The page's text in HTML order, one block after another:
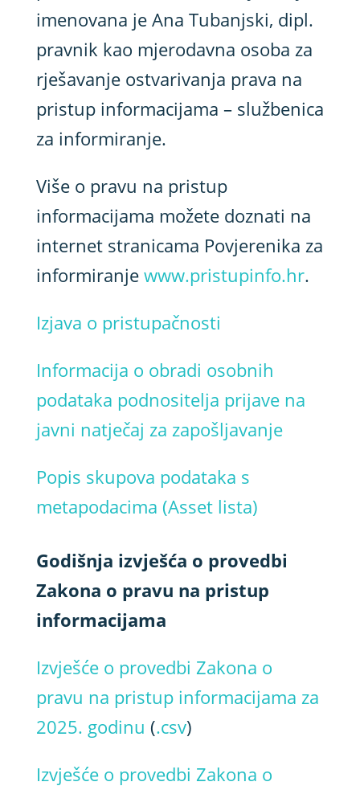
imenovana je Ana Tubanjski, dipl.
pravnik kao mjerodavna osoba za
rješavanje ostvarivanja prava na
pristup informacijama – službenica
za informiranje.
Više o pravu na pristup
informacijama možete doznati na
internet stranicama Povjerenika za
informiranje www.pristupinfo.hr.
Izjava o pristupačnosti
Informacija o obradi osobnih
podataka podnositelja prijave na
javni natječaj za zapošljavanje
Popis skupova podataka s
metapodacima (Asset lista)
Godišnja izvješća o provedbi
Zakona o pravu na pristup
informacijama
Izvješće o provedbi Zakona o
pravu na pristup informacijama za
2025. godinu (.csv)
Izvješće o provedbi Zakona o